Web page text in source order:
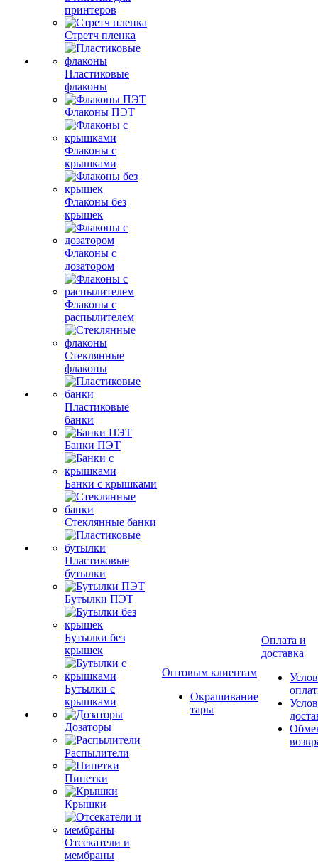
принтеров
Стретч пленка
Пластиковые
флаконы
Флаконы ПЭТ
Флаконы с
крышками
Флаконы без
крышек
Флаконы с
дозатором
Флаконы с
распылителем
Стеклянные
флаконы
Пластиковые
банки
Банки ПЭТ
Банки с крышками
Стеклянные банки
Пластиковые
бутылки
Бутылки ПЭТ
Бутылки без
крышек
Бутылки с
крышками
Дозаторы
Распылители
Пипетки
Крышки
Отсекатели и
мембраны
Оптовым клиентам
Окрашивание
тары
Оплата и
доставка